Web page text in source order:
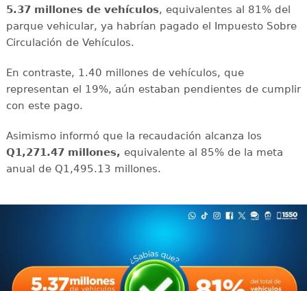
5.37 millones de vehículos, equivalentes al 81% del
parque vehicular, ya habrían pagado el Impuesto Sobre
Circulación de Vehículos.
En contraste, 1.40 millones de vehículos, que
representan el 19%, aún estaban pendientes de cumplir
con este pago.
Asimismo informó que la recaudación alcanza los
Q1,271.47 millones, equivalente al 85% de la meta
anual de Q1,495.13 millones.